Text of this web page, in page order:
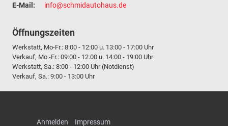
E-Mail:
info@schmidautohaus.de
Öffnungszeiten
Werkstatt, Mo-Fr.: 8:00 - 12:00 u. 13:00 - 17:00 Uhr
Verkauf, Mo.-Fr.: 09:00 - 12.00 u. 14:00 - 19:00 Uhr
Werkstatt, Sa.: 8:00 - 12:00 Uhr (Notdienst)
Verkauf, Sa.: 9:00 - 13:00 Uhr
Anmelden Impressum